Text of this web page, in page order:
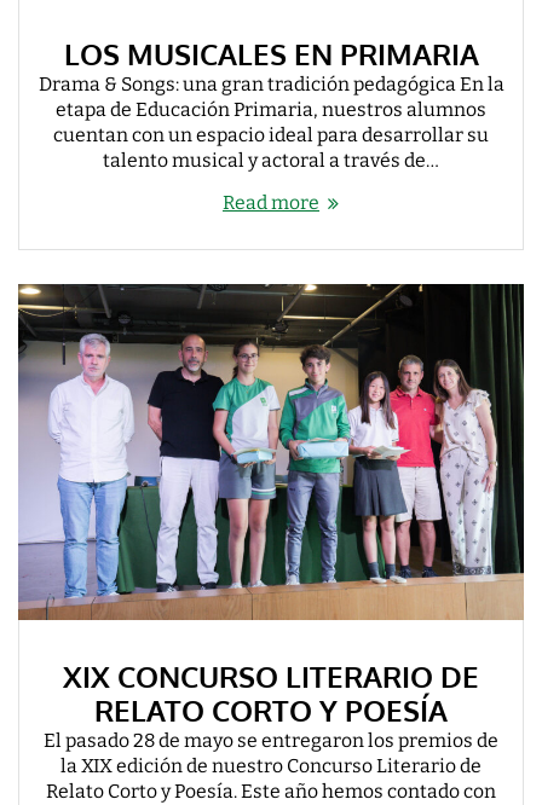
LOS MUSICALES EN PRIMARIA
Drama & Songs: una gran tradición pedagógica En la
etapa de Educación Primaria, nuestros alumnos
cuentan con un espacio ideal para desarrollar su
talento musical y actoral a través de…
Read more
XIX CONCURSO LITERARIO DE
RELATO CORTO Y POESÍA
El pasado 28 de mayo se entregaron los premios de
la XIX edición de nuestro Concurso Literario de
Relato Corto y Poesía. Este año hemos contado con